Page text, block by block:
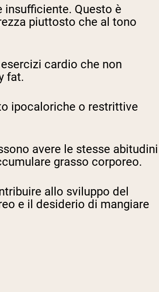
insufficiente. Questo è
piuttosto che al tono
cardio che non
fat.
ipocaloriche o restrittive
avere le stesse abitudini
grasso corporeo.
allo sviluppo del
e il desiderio di mangiare